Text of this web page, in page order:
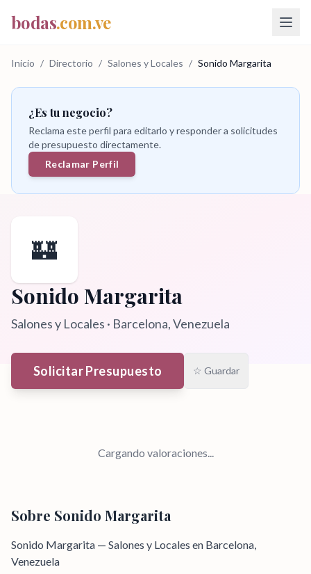
bodas.com.ve
Inicio / Directorio / Salones y Locales / Sonido Margarita
¿Es tu negocio?
Reclama este perfil para editarlo y responder a solicitudes
de presupuesto directamente.
Reclamar Perfil
🏰
Sonido Margarita
Salones y Locales · Barcelona, Venezuela
Solicitar Presupuesto ☆ Guardar
Cargando valoraciones...
Sobre Sonido Margarita
Sonido Margarita — Salones y Locales en Barcelona,
Venezuela